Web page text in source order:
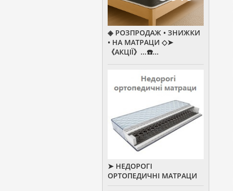
◈ РОЗПРОДАЖ • ЗНИЖКИ
• НА МАТРАЦИ ◇➤
《АКЦІЇ》...☎️...
➤ НЕДОРОГІ
ОРТОПЕДИЧНІ МАТРАЦИ